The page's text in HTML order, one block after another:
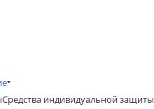
Средства индивидуальной защиты